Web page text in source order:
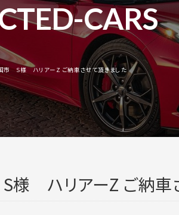
CARS
市 S様 ハリアーZ ご納車させて頂きました
ハリアーZ ご納車